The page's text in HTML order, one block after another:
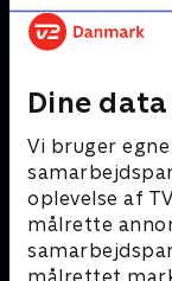
Dine
Vi bruger
oplevelse af
målrette